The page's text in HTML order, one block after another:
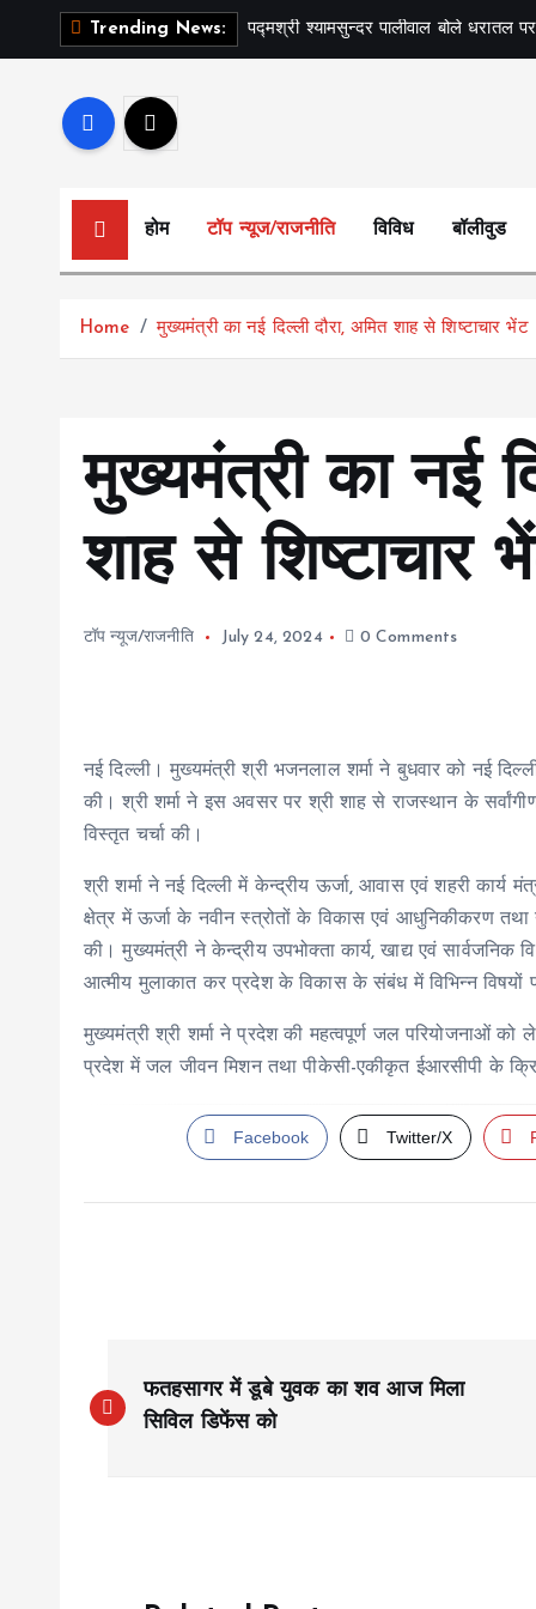
Trending News: पद्मश्री श्यामसुन्दर पालीवाल बोले धरातल
होम टॉप न्यूज/राजनीति विविध बॉलीवुड
Home मुख्यमंत्री का नई दिल्ली दौरा, अमित शाह से शिष्टाचार भेंट
मुख्यमंत्री का नई
शाह से शिष्टाचार
टॉप न्यूज/राजनीति July 24, 2024 0 Comments
नई दिल्ली। मुख्यमंत्री श्री भजनलाल शर्मा ने बुधवार को नई
की। श्री शर्मा ने इस अवसर पर श्री शाह से राजस्थान के
विस्तृत चर्चा की।
श्री शर्मा ने नई दिल्ली में केन्द्रीय ऊर्जा, आवास एवं शहरी कार्य
क्षेत्र में ऊर्जा के नवीन स्त्रोतों के विकास एवं आधुनिकीकरण तथा
की। मुख्यमंत्री ने केन्द्रीय उपभोक्ता कार्य, खाद्य एवं सार्वजनिक
आत्मीय मुलाकात कर प्रदेश के विकास के संबंध में विभिन्न विषयों
मुख्यमंत्री श्री शर्मा ने प्रदेश की महत्वपूर्ण जल परियोजनाओं
प्रदेश में जल जीवन मिशन तथा पीकेसी-एकीकृत ईआरसीपी के
Facebook Twitter/X
o
फतहसागर में डूबे युवक का शव आज मिला
सिविल डिफेंस को